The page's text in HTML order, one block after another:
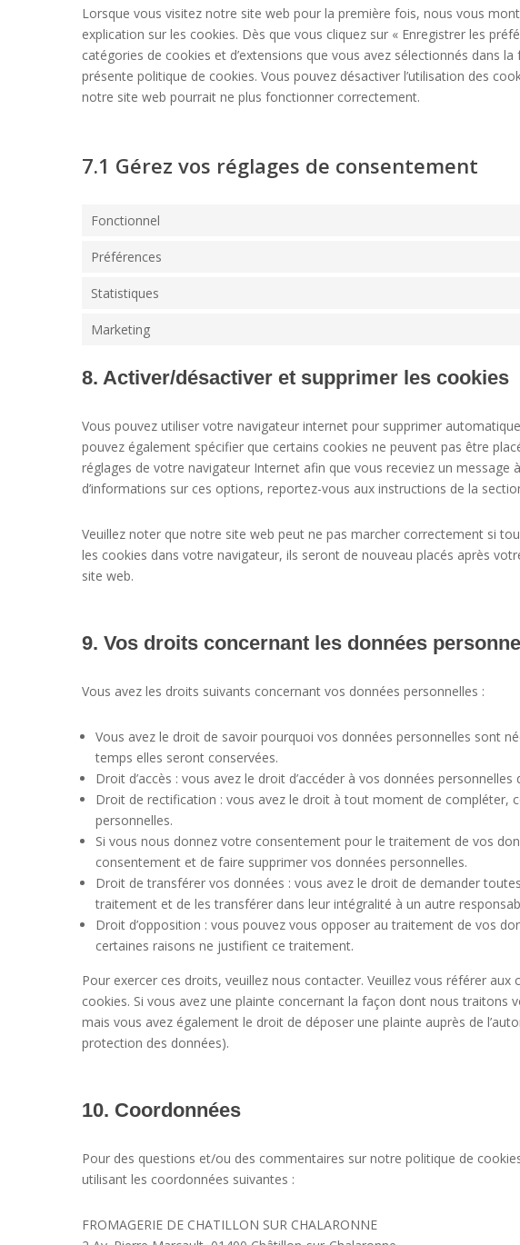
Lorsque vous visitez notre site web pour la première fois, nous vous
explication sur les cookies. Dès que vous cliquez sur « Enregistrer les
catégories de cookies et d’extensions que vous avez sélectionnés dans
présente politique de cookies. Vous pouvez désactiver l’utilisation des
notre site web pourrait ne plus fonctionner correctement.
7.1 Gérez vos réglages de consentement
Fonctionnel
Préférences
Statistiques
Marketing
8. Activer/désactiver et supprimer les cookies
Vous pouvez utiliser votre navigateur internet pour supprimer
pouvez également spécifier que certains cookies ne peuvent pas être
réglages de votre navigateur Internet afin que vous receviez un message
d’informations sur ces options, reportez-vous aux instructions de la
Veuillez noter que notre site web peut ne pas marcher correctement si
les cookies dans votre navigateur, ils seront de nouveau placés après
site web.
9. Vos droits concernant les données
Vous avez les droits suivants concernant vos données personnelles :
Vous avez le droit de savoir pourquoi vos données personnelles sont
temps elles seront conservées.
Droit d’accès : vous avez le droit d’accéder à vos données
Droit de rectification : vous avez le droit à tout moment de compléter,
personnelles.
Si vous nous donnez votre consentement pour le traitement de vos
consentement et de faire supprimer vos données personnelles.
Droit de transférer vos données : vous avez le droit de demander
traitement et de les transférer dans leur intégralité à un autre
Droit d’opposition : vous pouvez vous opposer au traitement de vos
certaines raisons ne justifient ce traitement.
Pour exercer ces droits, veuillez nous contacter. Veuillez vous référer
cookies. Si vous avez une plainte concernant la façon dont nous traitons
mais vous avez également le droit de déposer une plainte auprès de
protection des données).
10. Coordonnées
Pour des questions et/ou des commentaires sur notre politique de
utilisant les coordonnées suivantes :
FROMAGERIE DE CHATILLON SUR CHALARONNE